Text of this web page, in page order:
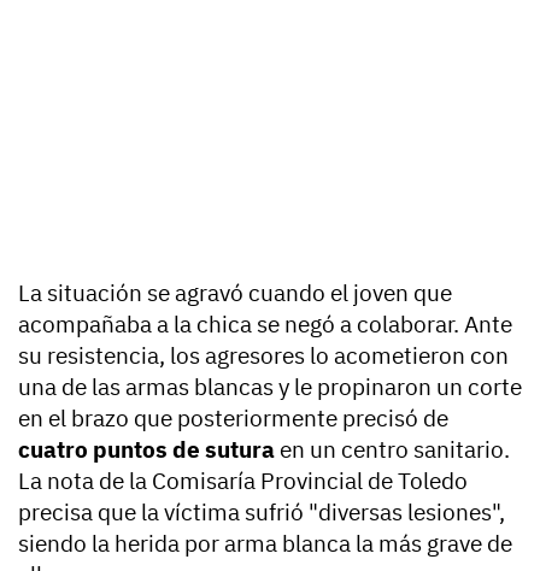
La situación se agravó cuando el joven que
acompañaba a la chica se negó a colaborar. Ante
su resistencia, los agresores lo acometieron con
una de las armas blancas y le propinaron un corte
en el brazo que posteriormente precisó de
cuatro puntos de sutura en un centro sanitario.
La nota de la Comisaría Provincial de Toledo
precisa que la víctima sufrió "diversas lesiones",
siendo la herida por arma blanca la más grave de